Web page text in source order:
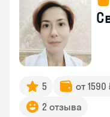
5 от
2 отзыва